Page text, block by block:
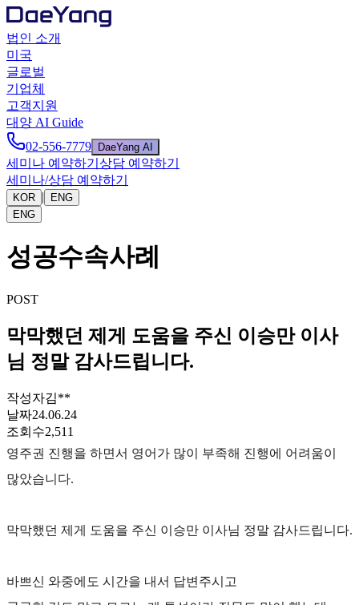
법인 소개
미국
글로벌
기업체
고객지원
대양 AI Guide
02-556-7779
DaeYang AI
세미나 예약하기 상담 예약하기
세미나/상담 예약하기
KOR |
ENG
ENG
성공수속사례
POST
막막했던 제게 도움을 주신 이승만 이사
님 정말 감사드립니다.
작성자김**
날짜24.06.24
조회수2,511
영주권 진행을 하면서 영어가 많이 부족해 진행에 어려움이
많았습니다.
막막했던 제게 도움을 주신 이승만 이사님 정말 감사드립니다.
바쁘신 와중에도 시간을 내서 답변주시고